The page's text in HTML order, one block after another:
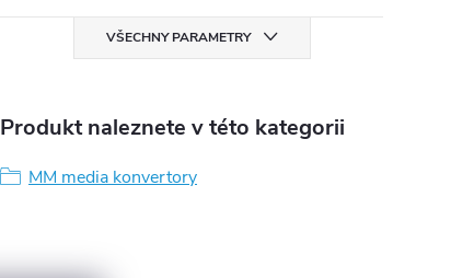
VŠECHNY PARAMETRY
Produkt naleznete v této kategorii
MM media konvertory